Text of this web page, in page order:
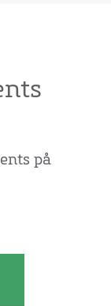
på